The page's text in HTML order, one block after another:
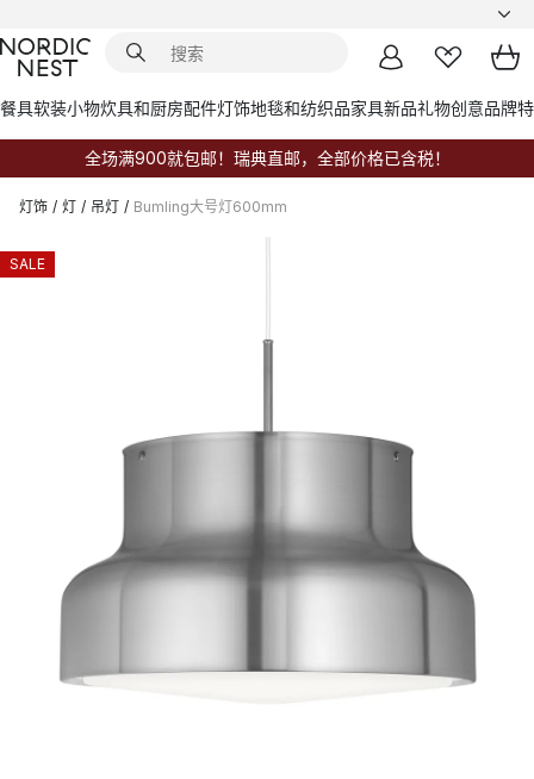
餐具软装小物炊具和厨房配件灯饰地毯和纺织品家具新品礼物创意品牌
全场满900就包邮！瑞典直邮，全部价格已含税！
灯饰 / 灯 / 吊灯 / Bumling大号灯600mm
SALE